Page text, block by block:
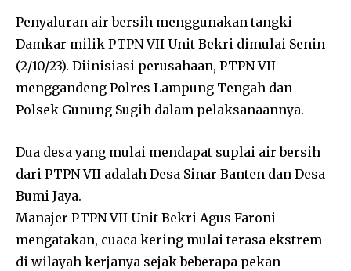
Penyaluran air bersih menggunakan tangki
Damkar milik PTPN VII Unit Bekri dimulai Senin
(2/10/23). Diinisiasi perusahaan, PTPN VII
menggandeng Polres Lampung Tengah dan
Polsek Gunung Sugih dalam pelaksanaannya.
Dua desa yang mulai mendapat suplai air bersih
dari PTPN VII adalah Desa Sinar Banten dan Desa
Bumi Jaya.
Manajer PTPN VII Unit Bekri Agus Faroni
mengatakan, cuaca kering mulai terasa ekstrem
di wilayah kerjanya sejak beberapa pekan